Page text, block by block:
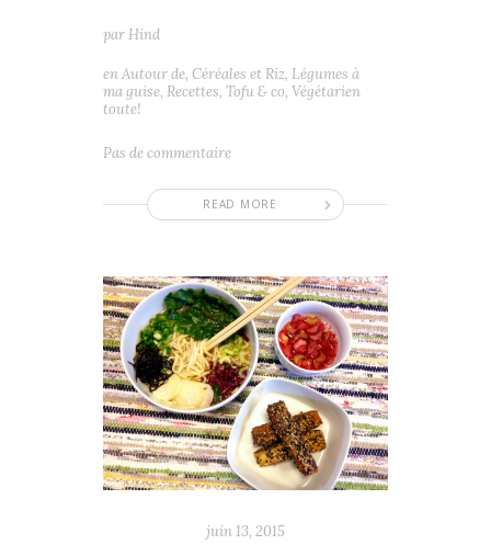
READ MORE
par Hind
enAutour de, Céréales et Riz, Légumes à
ma guise, Recettes, Tofu & co, Végétarien
toute!
Pas de commentaire
juin 13, 2015